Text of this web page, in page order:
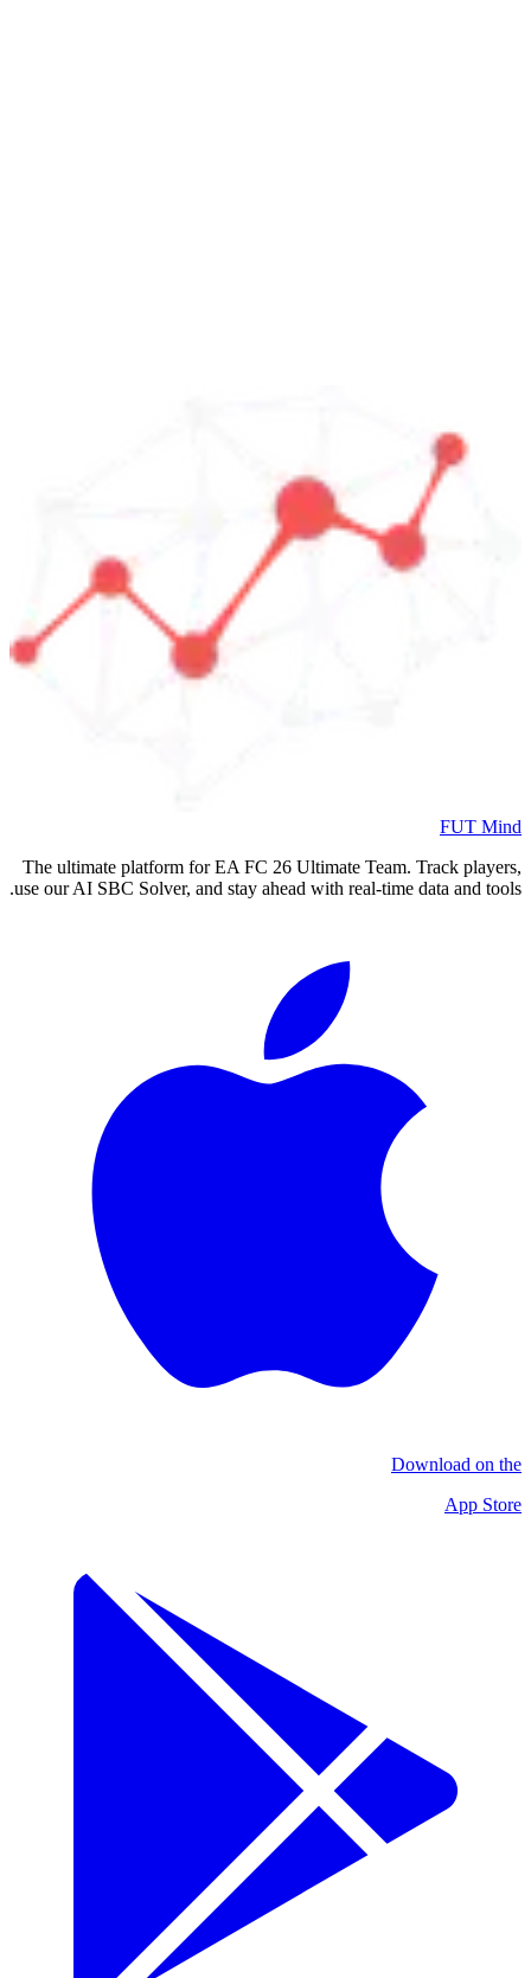
FUT Mind
The ultimate platform for EA FC 26 Ultimate Team. Track players,
use our AI SBC Solver, and stay ahead with real-time data and tools.
Download on the
App Store